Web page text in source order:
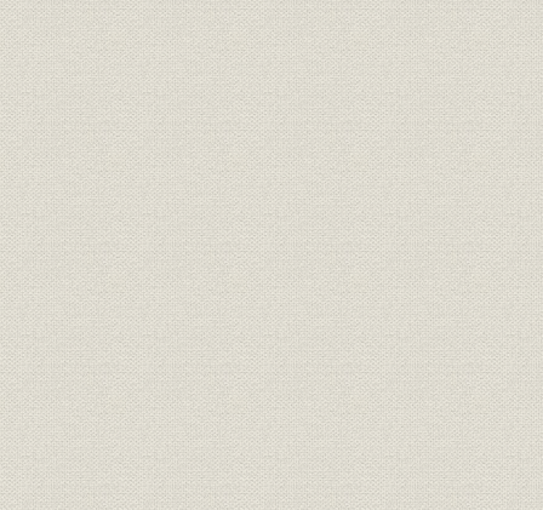
価格 製粉加工賃の変遷表
昭和21年
(1953年)4
生産 戦後小麦生産推移
昭和19年
(1954年)
生産 製粉加工歩留の変遷
昭和15年
(1952年)
価格
小麦対米価比率(生産者価格
60kg)
昭和21年
(1953年)
価格
小麦粉対米価比率(消費者価格
10kg)
昭和21年
(1954年)1
価格
製粉メーカー出値の推移(普通粉
一袋当)
昭和27年
11月15日
貿易 戦後小麦粉輸出の推移
昭和25年
(1954年)
需給;食糧問題
戦前戦後主食消費の変遷 (戦前
は昭和9~11年平均、戦後は昭和
26~29年平均)